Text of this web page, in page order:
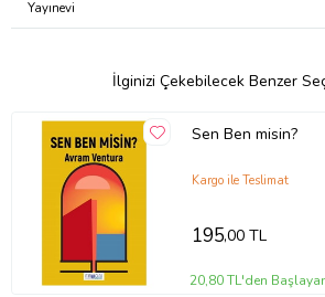
yapıyor olursan ol, en iyisini ol! Ve kocaman
adeta; “Menemen Olma, Fenomen Ol!”
Yayınevi
İlginizi Çekebilecek Benzer
Sen Ben misin?
Kargo ile Teslimat
195,00 TL
20,80 TL'den